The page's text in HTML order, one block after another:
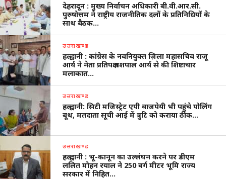
देहरादून : मुख्य निर्वाचन अधिकारी बी.वी.आर.सी.
पुरुषोत्तम ने राष्ट्रीय राजनीतिक दलों के प्रतिनिधियों के
साथ बैठक…
उत्तराखण्ड
हल्द्वानी : कांग्रेस के नवनियुक्त ज़िला महासचिव राजू
आर्य ने नेता प्रतिपक्ष यशपाल आर्य से की शिष्टाचार
मलाकात…
उत्तराखण्ड
हल्द्वानी: सिटी मजिस्ट्रेट एपी वाजपेयी भी पहुंचे पोलिंग
बूथ, मतदाता सूची आई में त्रुटि को कराया ठीक…
उत्तराखण्ड
हल्द्वानी : भू-कानून का उल्लंघन करने पर डीएम
ललित मोहन रयाल ने 250 वर्ग मीटर भूमि राज्य
सरकार में निहित…